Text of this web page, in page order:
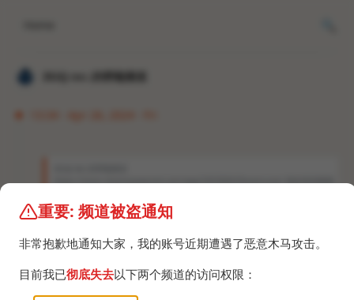
𝐙𝐆𝐐 ɪɴᴄ.的唠嗑频道
https://store.steampowered.com/app/2453060/Dreamcore/ 新的高质量阈
声音，最近Demo更新了也没有修复，网上有人说是某些显卡不支持UE5.3的新
特性导致光影无法正常渲染，但有人1650没问题，有人2050也黑屏，连开发者
https://store.steampowered.com/app/2663530/P
OOLS/
重要: 频道被盗通知
非常抱歉地通知大家，我的账号近期遭遇了恶意木马攻击。
目前我已彻底失去以下两个频道的访问权限：